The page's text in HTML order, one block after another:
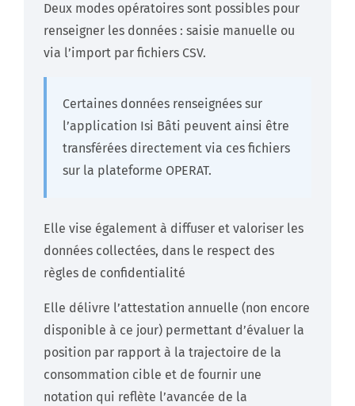
Deux modes opératoires sont possibles pour
renseigner les données : saisie manuelle ou
via l’import par fichiers CSV.
Certaines données renseignées sur
l’application Isi Bâti peuvent ainsi être
transférées directement via ces fichiers
sur la plateforme OPERAT.
Elle vise également à diffuser et valoriser les
données collectées, dans le respect des
règles de confidentialité​
Elle délivre l’attestation annuelle (non encore
disponible à ce jour) permettant d’évaluer la
position par rapport à la trajectoire de la
consommation cible et de fournir une
notation qui reflète l’avancée de la